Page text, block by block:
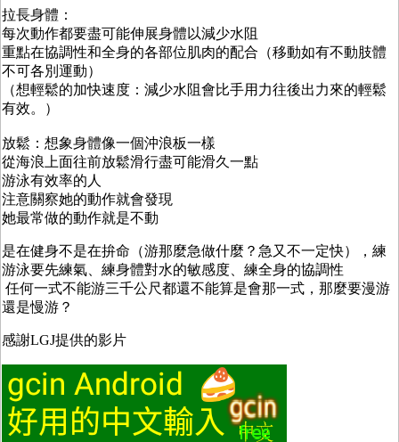
拉長身體：
每次動作都要盡可能伸展身體以減少水阻
重點在協調性和全身的各部位肌肉的配合（移動如有不動肢體
不可各別運動）
（想輕鬆的加快速度：減少水阻會比手用力往後出力來的輕鬆
有效。）
放鬆：想象身體像一個沖浪板一樣
從海浪上面往前放鬆滑行盡可能滑久一點
游泳有效率的人
注意關察她的動作就會發現
她最常做的動作就是不動
是在健身不是在拚命（游那麼急做什麼？急又不一定快），練
游泳要先練氣、練身體對水的敏感度、練全身的協調性
任何一式不能游三千公尺都還不能算是會那一式，那麼要漫游
還是慢游？
感謝LGJ提供的影片